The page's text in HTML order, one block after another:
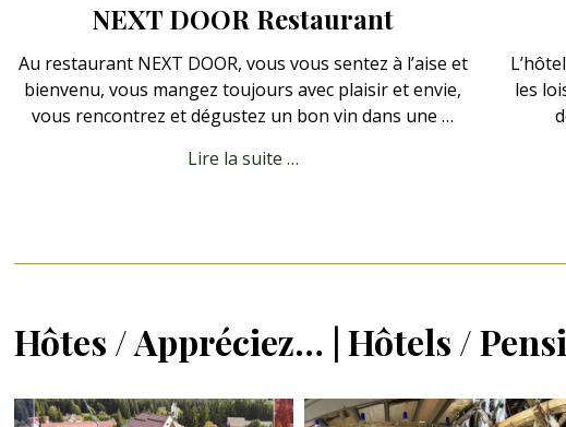
NEXT DOOR Restaurant
Au restaurant NEXT DOOR, vous vous sentez à l’aise et
bienvenu, vous mangez toujours avec plaisir et envie,
vous rencontrez et dégustez un bon vin dans une …
Lire la suite …
les
Hôtes / Appréciez… | Hôtels /